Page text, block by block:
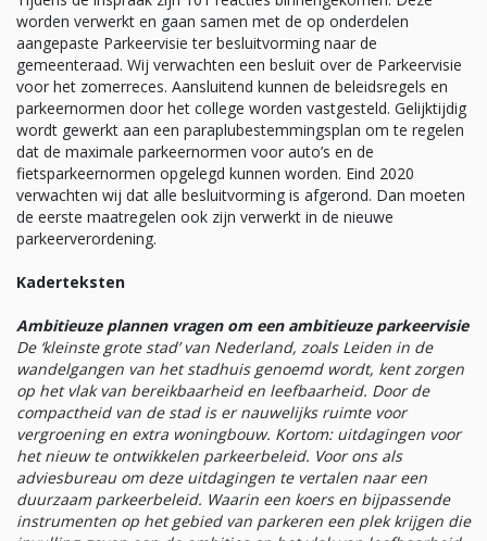
worden verwerkt en gaan samen met de op onderdelen
aangepaste Parkeervisie ter besluitvorming naar de
gemeenteraad. Wij verwachten een besluit over de Parkeervisie
voor het zomerreces. Aansluitend kunnen de beleidsregels en
parkeernormen door het college worden vastgesteld. Gelijktijdig
wordt gewerkt aan een paraplubestemmingsplan om te regelen
dat de maximale parkeernormen voor auto’s en de
fietsparkeernormen opgelegd kunnen worden. Eind 2020
verwachten wij dat alle besluitvorming is afgerond. Dan moeten
de eerste maatregelen ook zijn verwerkt in de nieuwe
parkeerverordening.
Kaderteksten
Ambitieuze plannen vragen om een ambitieuze parkeervisie
De ‘kleinste grote stad’ van Nederland, zoals Leiden in de
wandelgangen van het stadhuis genoemd wordt, kent zorgen
op het vlak van bereikbaarheid en leefbaarheid. Door de
compactheid van de stad is er nauwelijks ruimte voor
vergroening en extra woningbouw. Kortom: uitdagingen voor
het nieuw te ontwikkelen parkeerbeleid. Voor ons als
adviesbureau om deze uitdagingen te vertalen naar een
duurzaam parkeerbeleid. Waarin een koers en bijpassende
instrumenten op het gebied van parkeren een plek krijgen die